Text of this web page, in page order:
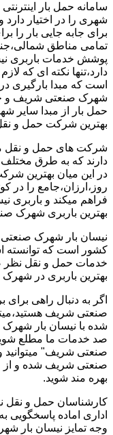
سامانه حمل بار
شهری را در اختیار دارد
برای جابه جایی بار را
تمامی مناطق
پوشش خدمات باربری
دارد،تنها نکته ای که
است که مبدا بارگیری
شهرک صنعتی شریف و
حمل بار از مبدا سایر
بهترین شرکت حمل و
شرکت های حمل و نقل
دارند که به طرق مختلف
در این میان بهترین
روز،ارزان،جامع را در
فراهم میکند و باربری
بهترین باربری شهرک
نیسان بار شهرک صنعتی
کشور است که توانسته
خدمات حمل و نقل نظر
بهترین باربری در
اگر به دنبال راهی برای
صنعتی شریف
شده با نیسان بار
صد خدمات ما مطلع
صنعتی شریف"
صنعتی شریف شده و از
بهره مند شوید.
کارشناسان حمل و
اداری اماده پاسخگویی
وجه تمایز نیسان بار